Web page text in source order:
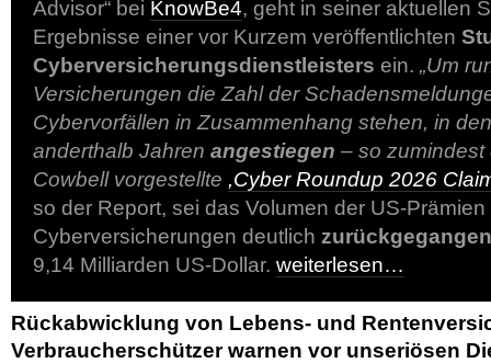
Advisor“ bei KnowBe4, geht in seiner aktuellen
Ergebnisse einer vor Kurzem veröffentlichten
Cyberversicherungsdienstleisters ein. „Um
Versicherungen die Zahl der
Cybervorfällen in Zusammenhang stehen, in
anderthalb Jahren angestiegen – so zumindest
Cowbell vorgestellte ,Cyber Roundup 2026
so der Report, sei das Volumen der US-Prämien
Cyberversicherungen deutlich zurückgegangen
9,14 Milliarden US-Dollar. weiterlesen…
Rückabwicklung von Lebens- und
Verbraucherschützer warnen vor unseriösen